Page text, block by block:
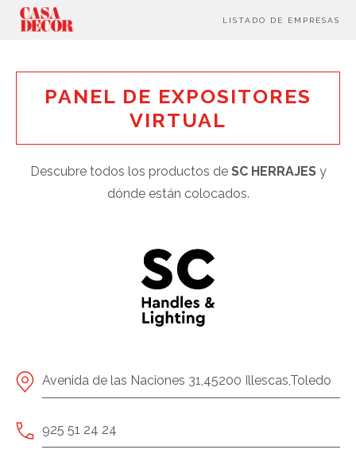
LISTADO DE EMPRESAS
PANEL DE EXPOSITORES
VIRTUAL
Descubre todos los productos de SC HERRAJESy
dónde están colocados.
Avenida de las Naciones 31,45200 Illescas,Toledo
925 51 24 24